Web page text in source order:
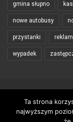
gmina słupno
nowe autobusy
przystanki
wypadek
Wykorzystywanie
Ta strona
najwyższym